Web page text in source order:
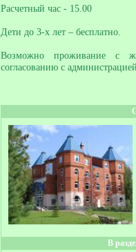
Расчетный час - 15.00
Дети до 3-х лет – бесплатно.
Возможно проживание с
согласованию с
В